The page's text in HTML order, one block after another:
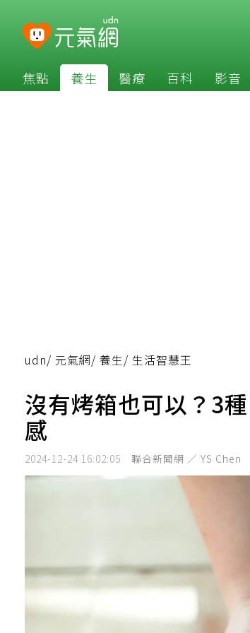
焦點 養生 醫療 百科 影音
udn/ 元氣網/ 養生/ 生活智慧王
沒有烤箱也可以？3
感
2024-12-24 16:02:05 聯合新聞網 ／ YS Chen